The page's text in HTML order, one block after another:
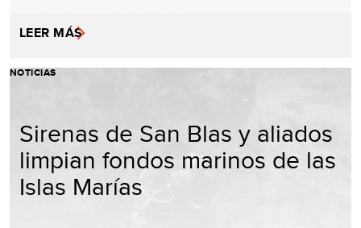
LEER MÁS
NOTICIAS
Sirenas de San Blas y aliados
limpian fondos marinos de las
Islas Marías